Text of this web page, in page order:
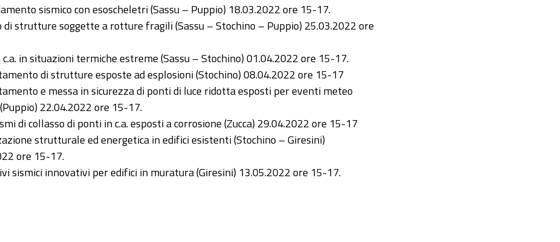
sismico con esoscheletri (Sassu – Puppio) 18.03.2022 ore 15-17.
di strutture soggette a rotture fragili (Sassu – Stochino – Puppio) 25.03.2022 ore
c.a. in situazioni termiche estreme (Sassu – Stochino) 01.04.2022 ore 15-17.
di strutture esposte ad esplosioni (Stochino) 08.04.2022 ore 15-17
e messa in sicurezza di ponti di luce ridotta esposti per eventi meteo
22.04.2022 ore 15-17.
di collasso di ponti in c.a. esposti a corrosione (Zucca) 29.04.2022 ore 15-17
strutturale ed energetica in edifici esistenti (Stochino – Giresini)
ore 15-17.
sismici innovativi per edifici in muratura (Giresini) 13.05.2022 ore 15-17.